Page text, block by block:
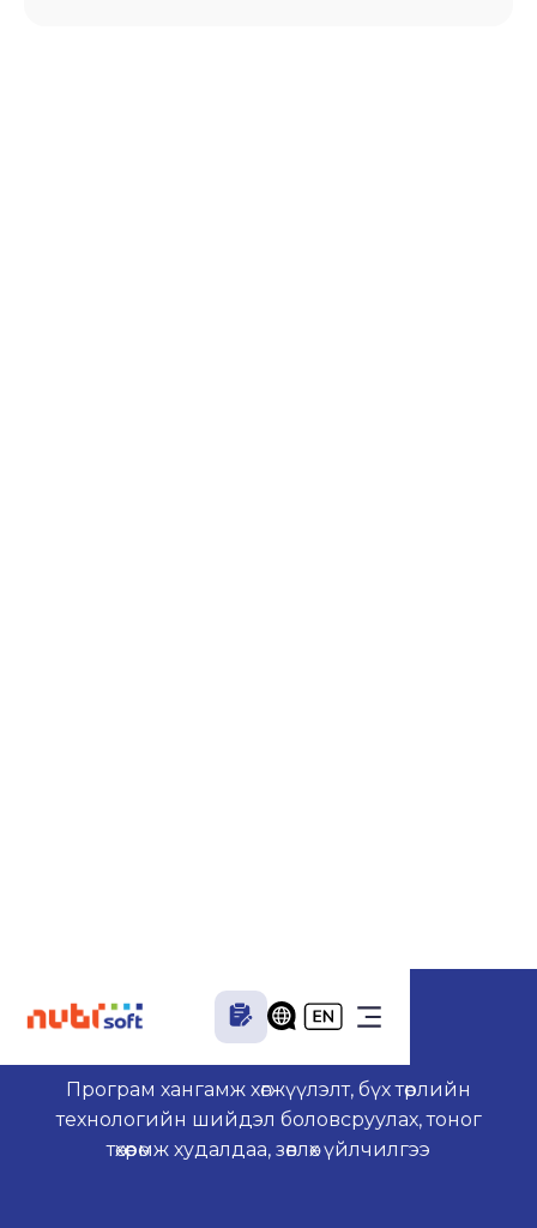
Програм хангамж хөгжүүлэлт, бүх төрлийн
технологийн шийдэл боловсруулах, тоног
төхөөрөмж худалдаа, зөвлөх үйлчилгээ